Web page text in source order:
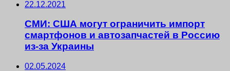
22.12.2021
СМИ: США могут ограничить импорт
смартфонов и автозапчастей в Россию
из-за Украины
02.05.2024